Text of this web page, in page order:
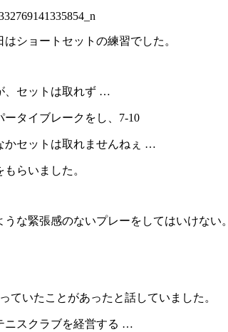
ショートセットの練習でした。
、セットは取れず …
タイブレークをし、7-10
かセットは取れませんねぇ …
らいました。
な緊張感のないプレーをしてはいけない。
いたことがあったと話していました。
ニスクラブを経営する …